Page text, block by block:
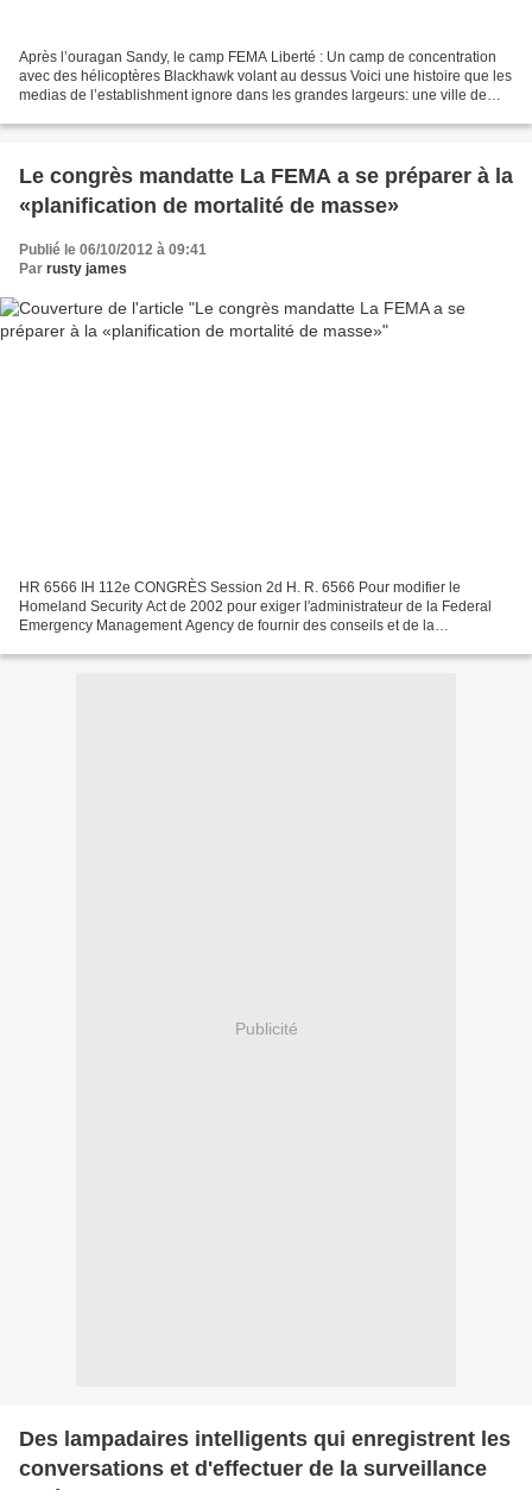
Après l’ouragan Sandy, le camp FEMA Liberté : Un camp de concentration
avec des hélicoptères Blackhawk volant au dessus Voici une histoire que les
medias de l’establishment ignore dans les grandes largeurs: une ville de
Le congrès mandatte La FEMA a se préparer à la
«planification de mortalité de masse»
Publié le 06/10/2012 à 09:41
Par rusty james
HR 6566 IH 112e CONGRÈS Session 2d H. R. 6566 Pour modifier le
Homeland Security Act de 2002 pour exiger l'administrateur de la Federal
Emergency Management Agency de fournir des conseils et de la
Publicité
Des lampadaires intelligents qui enregistrent les
conversations et d'effectuer de la surveillance